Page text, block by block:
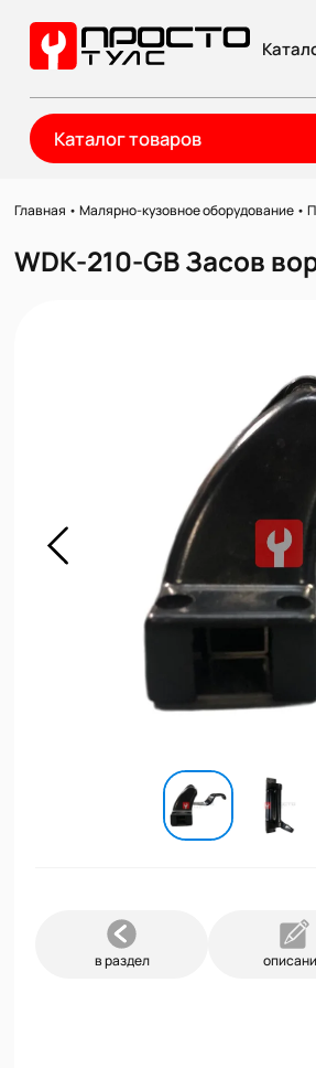
Каталог товаров
Главная •Малярно-кузовное оборудование •
WDK-210-GB Засов
в раздел